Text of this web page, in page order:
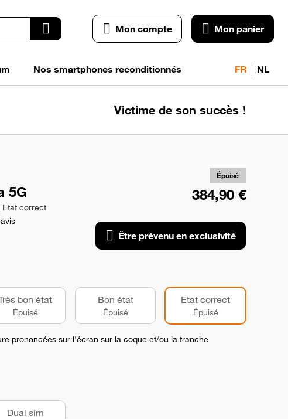
Mon compte Mon panier
Nos smartphones reconditionnés FR NL
Victime de son succès !
5G
Etat correct
avis
Épuisé
384,90 €
Être prévenu en exclusivité
bon état
Épuisé
Bon état
Épuisé
Etat correct
Épuisé
prononcées sur l'écran sur la coque et/ou la tranche
Dual sim